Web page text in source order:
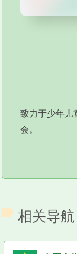
致力于少年儿
会。
相关导航